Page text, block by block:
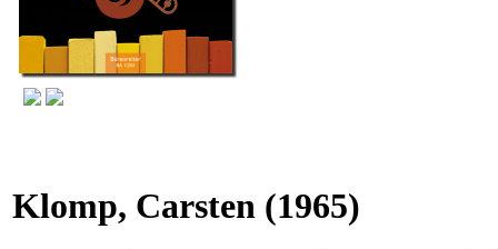
Klomp, Carsten (1965)